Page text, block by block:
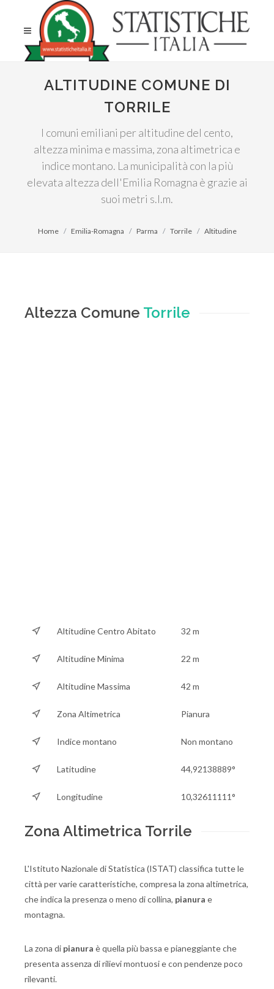
ALTITUDINE COMUNE DI
TORRILE
I comuni emiliani per altitudine del cento,
altezza minima e massima, zona altimetrica e
indice montano. La municipalità con la più
elevata altezza dell'Emilia Romagna è grazie ai
suoi metri s.l.m.
Home Emilia-Romagna Parma Torrile Altitudine
Altezza Comune Torrile
Altitudine Centro Abitato 32 m
Altitudine Minima 22 m
Altitudine Massima 42 m
Zona Altimetrica Pianura
Indice montano Non montano
Latitudine 44,92138889°
Longitudine 10,32611111°
Zona Altimetrica Torrile
L'Istituto Nazionale di Statistica (ISTAT) classifica tutte le
città per varie caratteristiche, compresa la zona altimetrica,
che indica la presenza o meno di collina, pianura e
montagna.
La zona di pianura è quella più bassa e pianeggiante che
presenta assenza di rilievi montuosi e con pendenze poco
rilevanti.